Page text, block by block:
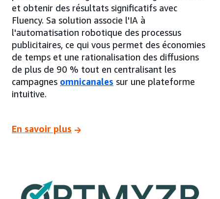
et obtenir des résultats significatifs avec
Fluency. Sa solution associe l'IA à
l'automatisation robotique des processus
publicitaires, ce qui vous permet des économies
de temps et une rationalisation des diffusions
de plus de 90 % tout en centralisant les
campagnes omnicanales sur une plateforme
intuitive.
En savoir plus